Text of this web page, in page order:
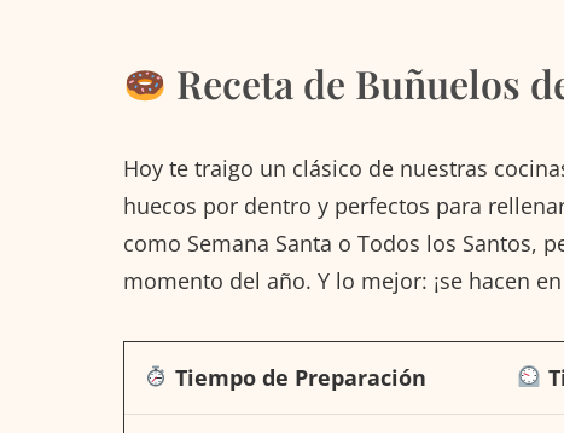
Receta de Buñuelos
Hoy te traigo un clásico de nuestras
huecos por dentro y perfectos para
como Semana Santa o Todos los Santos,
momento del año. Y lo mejor: ¡se hacen
Tiempo de Preparación